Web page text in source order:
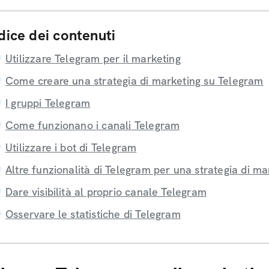
dei contenuti
Utilizzare Telegram per il marketing
Come creare una strategia di marketing su Telegram
I gruppi Telegram
Come funzionano i canali Telegram
Utilizzare i bot di Telegram
Altre funzionalità di Telegram per una strategia di
Dare visibilità al proprio canale Telegram
Osservare le statistiche di Telegram